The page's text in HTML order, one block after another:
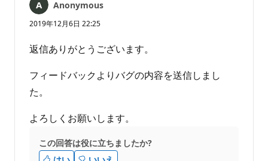
あ
り
せ
Anonymous
2019年12月6日 22:25
返信ありがとうございます。
フィードバックよりバグの内容を送信しまし
た。
よろしくお願いします。
この回答は役に立ちましたか?